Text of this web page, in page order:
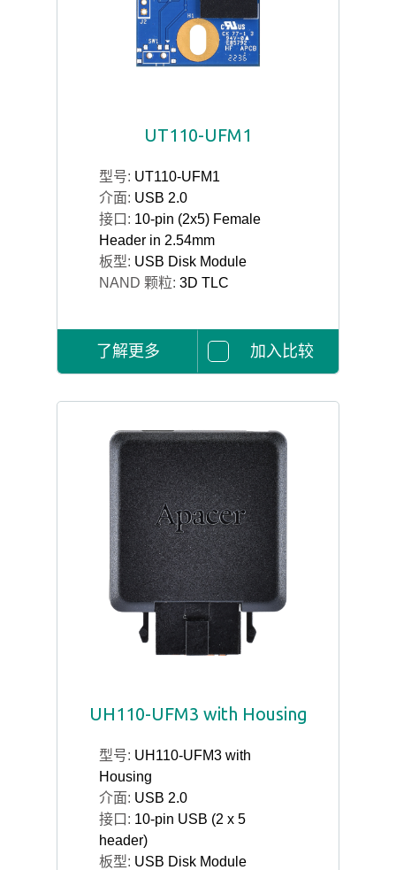
UT110-UFM1
型号: UT110-UFM1
介面: USB 2.0
接口: 10-pin (2x5) Female
Header in 2.54mm
板型: USB Disk Module
NAND 颗粒: 3D TLC
了解更多 加入比较
UH110-UFM3 with Housing
型号: UH110-UFM3 with
Housing
介面: USB 2.0
接口: 10-pin USB (2 x 5
header)
板型: USB Disk Module